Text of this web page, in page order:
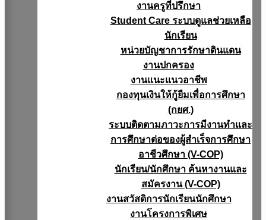
งานครูที่ปรึกษา
Student Care ระบบดูแลช่วยเหลือ
นักเรียน
หน่วยบัญชาการรักษาดินแดน
งานปกครอง
งานแนะแนวอาชีพ
กองทุนเงินให้กู้ยืมเพื่อการศึกษา
(กยศ.)
ระบบติดตามภาวะการมีงานทำและ
การศึกษาต่อของผู้สำเร็จการศึกษา
อาชีวศึกษา (V-COP)
นักเรียน/นักศึกษา ค้นหางานและ
สมัครงาน (V-COP)
งานสวัสดิการนักเรียนนักศึกษา
งานโครงการพิเศษ